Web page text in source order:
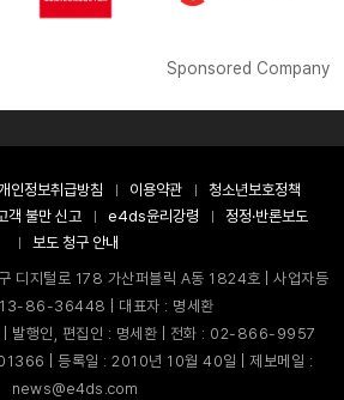
Sponsored Company
인정보취급방침 이용약관
청소년보호정책
객 불만 신고 e4ds윤리강령
정정·반론보도
보도 청구 안내
디지털로 178 가산퍼블릭 A동 1824호 | 사업자등
86-36448 | 대표자 : 명세환
| 발행인, 편집인 : 명세환 | 전화 : 02-866-9957
| 등록일 : 2010년 10월 40일 | 제보메일 :
news@e4ds.com